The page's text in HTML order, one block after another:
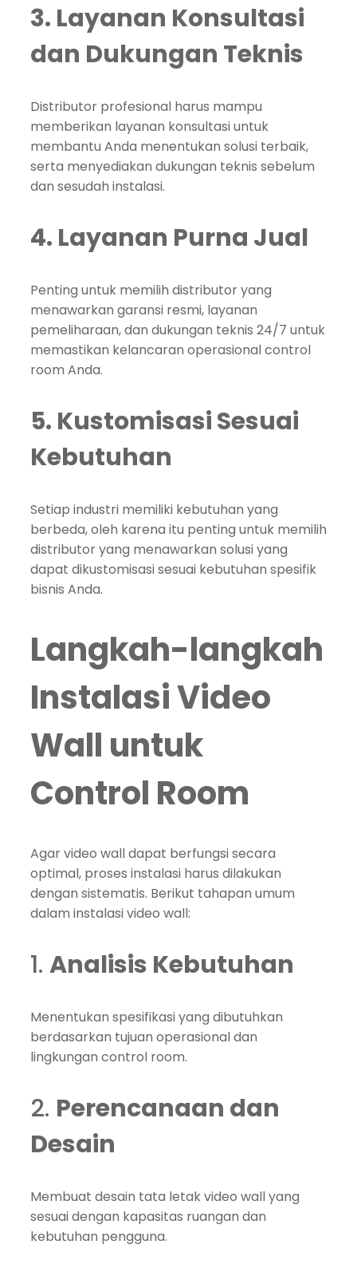
3. Layanan Konsultasi
dan Dukungan Teknis
Distributor profesional harus mampu
memberikan layanan konsultasi untuk
membantu Anda menentukan solusi terbaik,
serta menyediakan dukungan teknis sebelum
dan sesudah instalasi.
4. Layanan Purna Jual
Penting untuk memilih distributor yang
menawarkan garansi resmi, layanan
pemeliharaan, dan dukungan teknis 24/7 untuk
memastikan kelancaran operasional control
room Anda.
5. Kustomisasi Sesuai
Kebutuhan
Setiap industri memiliki kebutuhan yang
berbeda, oleh karena itu penting untuk memilih
distributor yang menawarkan solusi yang
dapat dikustomisasi sesuai kebutuhan spesifik
bisnis Anda.
Langkah-langkah
Instalasi Video
Wall untuk
Control Room
Agar video wall dapat berfungsi secara
optimal, proses instalasi harus dilakukan
dengan sistematis. Berikut tahapan umum
dalam instalasi video wall:
1. Analisis Kebutuhan
Menentukan spesifikasi yang dibutuhkan
berdasarkan tujuan operasional dan
lingkungan control room.
2. Perencanaan dan
Desain
Membuat desain tata letak video wall yang
sesuai dengan kapasitas ruangan dan
kebutuhan pengguna.